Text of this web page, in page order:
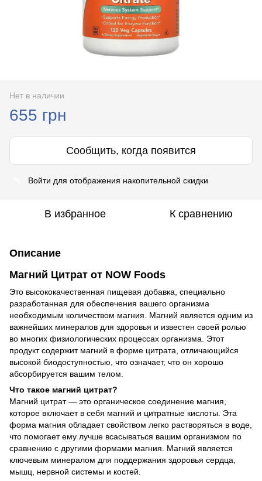
Нет в наличии
655 грн
Сообщить, когда появится
Войти для отображения накопительной скидки
В избранное К сравнению
Описание
Магний Цитрат от NOW Foods
Это высококачественная пищевая добавка, специально
разработанная для обеспечения вашего организма
необходимым количеством магния. Магний является одним из
важнейших минералов для здоровья и известен своей ролью
во многих физиологических процессах организма. Этот
продукт содержит магний в форме цитрата, отличающийся
высокой биодоступностью, что означает, что он хорошо
абсорбируется вашим телом.
Что такое магний цитрат?
Магний цитрат — это органическое соединение магния,
которое включает в себя магний и цитратные кислоты. Эта
форма магния обладает свойством легко растворяться в воде,
что помогает ему лучше всасываться вашим организмом по
сравнению с другими формами магния. Магний является
ключевым минералом для поддержания здоровья сердца,
мышц, нервной системы и костей.